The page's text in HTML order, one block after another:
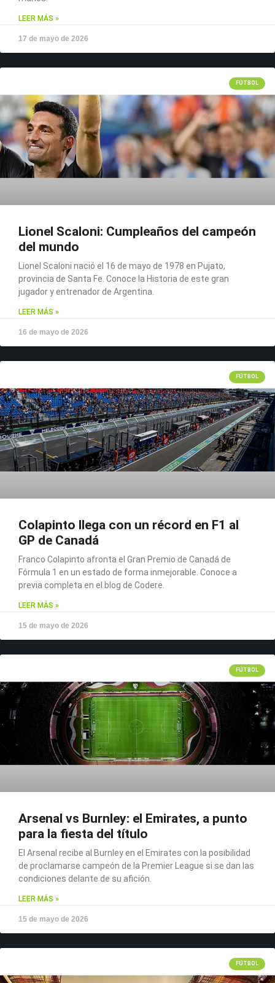
LEER MÁS »
17 de mayo de 2026
FÚTBOL
Lionel Scaloni: Cumpleaños del campeón
del mundo
Lionel Scaloni nació el 16 de mayo de 1978 en Pujato,
provincia de Santa Fe. Conoce la Historia de este gran
jugador y entrenador de Argentina.
LEER MÁS »
16 de mayo de 2026
FÚTBOL
Colapinto llega con un récord en F1 al
GP de Canadá
Franco Colapinto afronta el Gran Premio de Canadá de
Fórmula 1 en un estado de forma inmejorable. Conoce a
previa completa en el blog de Codere.
LEER MÁS »
15 de mayo de 2026
FÚTBOL
Arsenal vs Burnley: el Emirates, a punto
para la fiesta del título
El Arsenal recibe al Burnley en el Emirates con la posibilidad
de proclamarse campeón de la Premier League si se dan las
condiciones delante de su afición.
LEER MÁS »
15 de mayo de 2026
FÚTBOL